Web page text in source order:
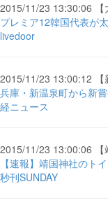
2015/11/23 13:30:06 【
プレミア12韓国代表が
livedoor
2015/11/23 13:00:12 【
兵庫・新温泉町から新
経ニュース
2015/11/23 13:00:06 【
【速報】靖国神社のト
秒刊SUNDAY